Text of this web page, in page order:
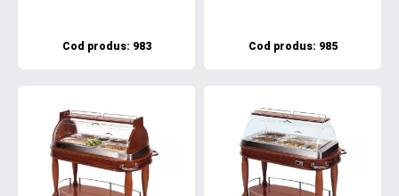
Cod produs: 983 Cod produs: 985